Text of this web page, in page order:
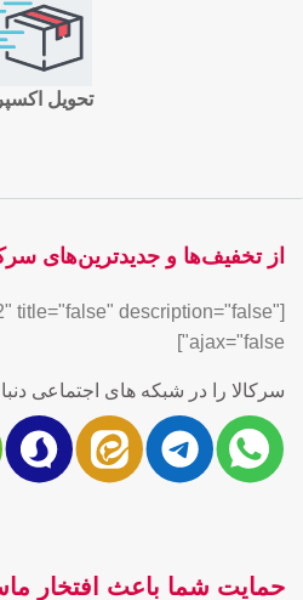
تحویل
از تخفیف‌ها و جدیدترین‌های
title="false" description="false"
ajax="false"]
سرکالا را در شبکه های اجتماعی
حمایت شما باعث افتخار